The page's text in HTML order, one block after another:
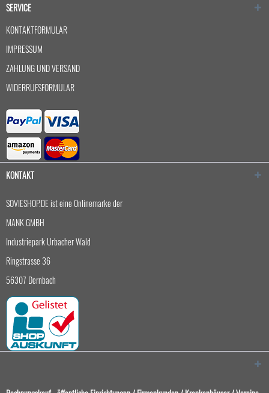
SERVICE
KONTAKTFORMULAR
IMPRESSUM
ZAHLUNG UND VERSAND
WIDERRUFSFORMULAR
KONTAKT
SOVIESHOP.DE ist eine Onlinemarke der
MANK GMBH
Industriepark Urbacher Wald
Ringstrasse 36
56307 Dernbach